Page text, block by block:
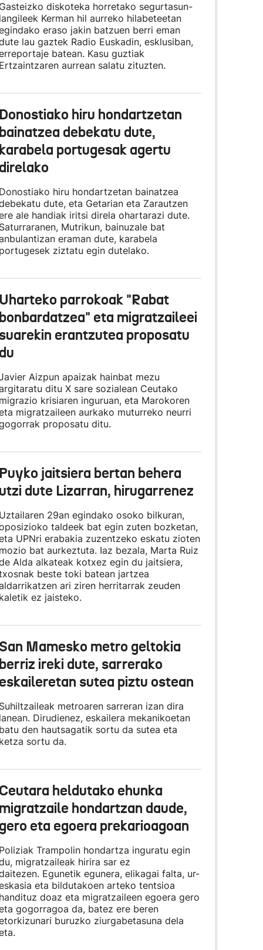
diskoteka horretako segurtasun-
Kerman hil aurreko hilabeteetan
eraso jakin batzuen berri eman
lau gaztek Radio Euskadin, esklusiban,
batean. Kasu guztiak
aurrean salatu zituzten.
hiru hondartzetan
debekatu dute,
portugesak agertu
hiru hondartzetan bainatzea
dute, eta Getarian eta Zarautzen
ale handiak iritsi direla ohartarazi dute.
Mutrikun, bainuzale bat
eraman dute, karabela
ziztatu egin dutelako.
parrokoak "Rabat
eta migratzaileei
erantzutea proposatu
Aizpun apaizak hainbat mezu
ditu X sare sozialean Ceutako
krisiaren inguruan, eta Marokoren
migratzaileen aurkako muturreko neurri
proposatu ditu.
jaitsiera bertan behera
dute Lizarran, hirugarrenez
29an egindako osoko bilkuran,
taldeek bat egin zuten bozketan,
UPNri erabakia zuzentzeko eskatu zioten
bat aurkeztuta. Iaz bezala, Marta Ruiz
Alda alkateak kotxez egin du jaitsiera,
beste toki batean jartzea
ari ziren herritarrak zeuden
ez jaisteko.
Mamesko metro geltokia
ireki dute, sarrerako
sutea piztu ostean
metroaren sarreran izan dira
Dirudienez, eskailera mekanikoetan
den hautsagatik sortu da sutea eta
sortu da.
heldutako ehunka
hondartzan daude,
eta egoera prekarioagoan
Trampolin hondartza inguratu egin
migratzaileak hirira sar ez
Egunetik egunera, elikagai falta, ur-
eta bildutakoen arteko tentsioa
doaz eta migratzaileen egoera gero
gogorragoa da, batez ere beren
buruzko ziurgabetasuna dela